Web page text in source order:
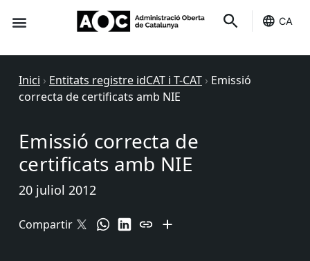
CA
Inici › Entitats registre idCAT i T-CAT › Emissió
correcta de certificats amb NIE
Emissió correcta de
certificats amb NIE
20 juliol 2012
Compartir